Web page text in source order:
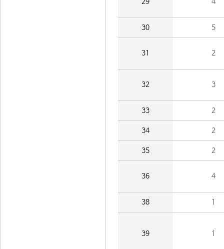
30 5
31 2
32 3
33 2
34 2
35 2
36 4
38 1
39 1